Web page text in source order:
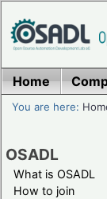
Home
You are here:
OSADL
What is OSADL
How to join